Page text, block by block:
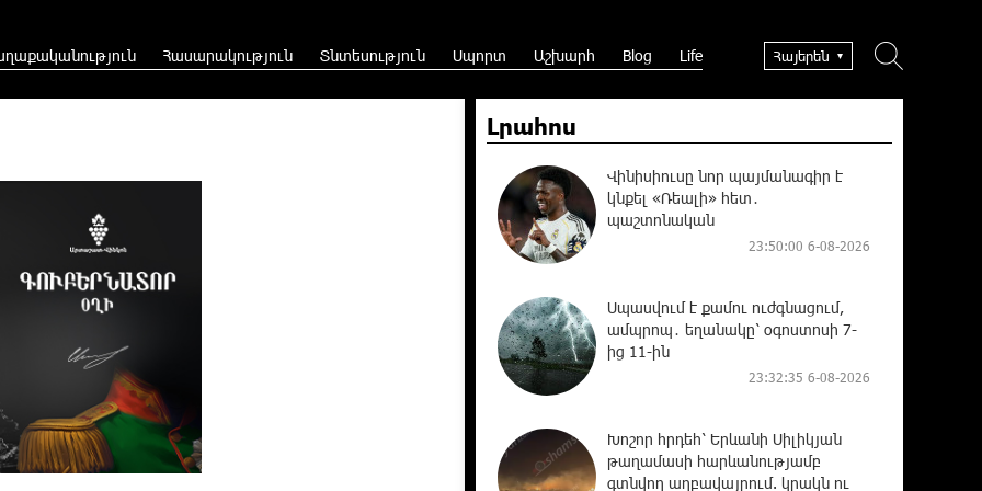
Հասարակություն Տնտեսություն Սպորտ Աշխարհ Blog Life Հայերեն
Լրահոս
Վինիսիուսը նոր պայմանագիր է
կնքել «Ռեալի» հետ․
պաշտոնական
23:50:00 6-08-2026
Սպասվում է քամու ուժգնացում,
ամպրոպ․ եղանակը՝ օգոստոսի 7-
ից 11-ին
23:32:35 6-08-2026
Խոշոր հրդեհ՝ Երևանի Սիլիկյան
թաղամասի հարևանությամբ
գտնվող աղբավայրում. կրակն ու